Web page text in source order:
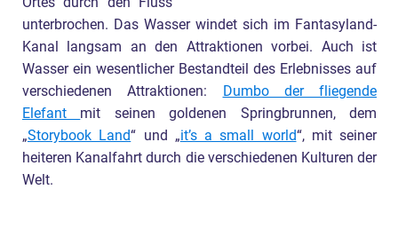
unterbrochen. Das Wasser windet sich im Fantasyland-
Kanal langsam an den Attraktionen vorbei. Auch ist
Wasser ein wesentlicher Bestandteil des Erlebnisses auf
verschiedenen Attraktionen:
Dumbo der fliegende
Elefant mit seinen goldenen Springbrunnen, dem
„Storybook Land“ und „it’s a small world“, mit seiner
heiteren Kanalfahrt durch die verschiedenen Kulturen der
Welt.